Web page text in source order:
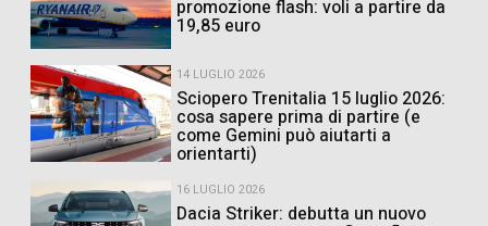
promozione flash: voli a partire da
19,85 euro
14 LUGLIO 2026
Sciopero Trenitalia 15 luglio 2026:
cosa sapere prima di partire (e
come Gemini può aiutarti a
orientarti)
16 LUGLIO 2026
Dacia Striker: debutta un nuovo